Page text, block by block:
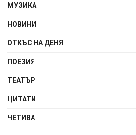
МУЗИКА
НОВИНИ
ОТКЪС НА ДЕНЯ
ПОЕЗИЯ
ТЕАТЪР
ЦИТАТИ
ЧЕТИВА